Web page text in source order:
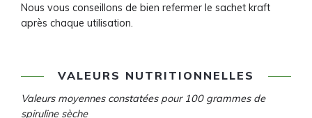
Nous vous conseillons de bien refermer le sachet kraft
après chaque utilisation.
VALEURS NUTRITIONNELLES
Valeurs moyennes constatées pour 100 grammes de
spiruline sèche